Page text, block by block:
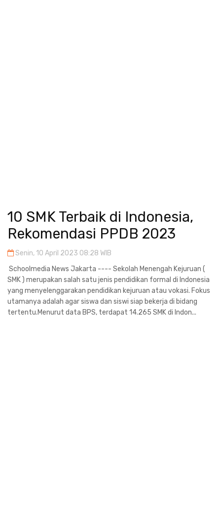
10 SMK Terbaik di Indonesia,
Rekomendasi PPDB 2023
Senin, 10 April 2023 08:28 WIB
Schoolmedia News Jakarta ---- Sekolah Menengah Kejuruan (
SMK ) merupakan salah satu jenis pendidikan formal di Indonesia
yang menyelenggarakan pendidikan kejuruan atau vokasi. Fokus
utamanya adalah agar siswa dan siswi siap bekerja di bidang
tertentu.Menurut data BPS, terdapat 14.265 SMK di Indon...